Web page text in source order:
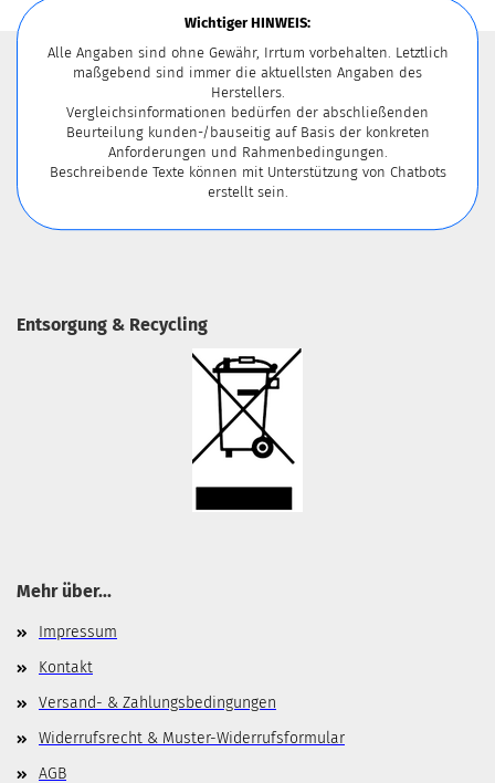
Wichtiger HINWEIS:
Alle Angaben sind ohne Gewähr, Irrtum vorbehalten. Letztlich
maßgebend sind immer die aktuellsten Angaben des
Herstellers.
Vergleichsinformationen bedürfen der abschließenden
Beurteilung kunden-/bauseitig auf Basis der konkreten
Anforderungen und Rahmenbedingungen.
Beschreibende Texte können mit Unterstützung von Chatbots
erstellt sein.
Entsorgung & Recycling
Mehr über...
Impressum
Kontakt
Versand- & Zahlungsbedingungen
Widerrufsrecht & Muster-Widerrufsformular
AGB